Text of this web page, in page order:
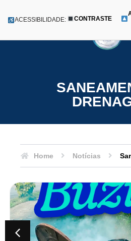
para
ACESSIBILIDADE: CONTRASTE
Home Notícias